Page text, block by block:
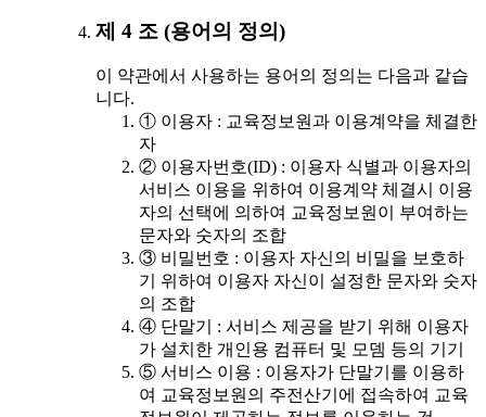
제 4 조 (용어의 정의)
이 약관에서 사용하는 용어의 정의는 다음과 같습
니다.
① 이용자 : 교육정보원과 이용계약을 체결한
자
② 이용자번호(ID) : 이용자 식별과 이용자의
서비스 이용을 위하여 이용계약 체결시 이용
자의 선택에 의하여 교육정보원이 부여하는
문자와 숫자의 조합
③ 비밀번호 : 이용자 자신의 비밀을 보호하
기 위하여 이용자 자신이 설정한 문자와 숫자
의 조합
④ 단말기 : 서비스 제공을 받기 위해 이용자
가 설치한 개인용 컴퓨터 및 모뎀 등의 기기
⑤ 서비스 이용 : 이용자가 단말기를 이용하
여 교육정보원의 주전산기에 접속하여 교육